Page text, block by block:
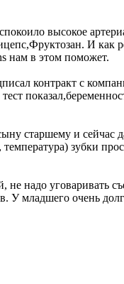
высокое
И как
нам в этом поможет.
контракт с
старшему и
зубки
надо уговаривать
У младшего очень